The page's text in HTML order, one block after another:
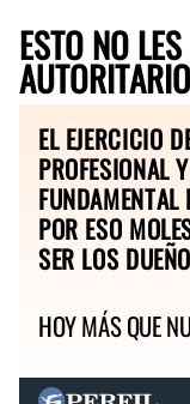
ESTO NO
EL EJERCICIO
PROFESIONAL
POR ESO
SER LOS
HOY MÁS QUE